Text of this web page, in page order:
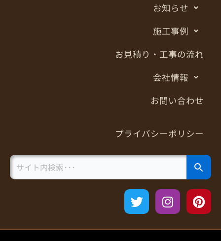
お知らせ
施工事例
お見積り・工事の流れ
会社情報
お問い合わせ
プライバシーポリシー
Search
for:
Search Button
T
w
i
t
I
n
s
t
P
i
n
t